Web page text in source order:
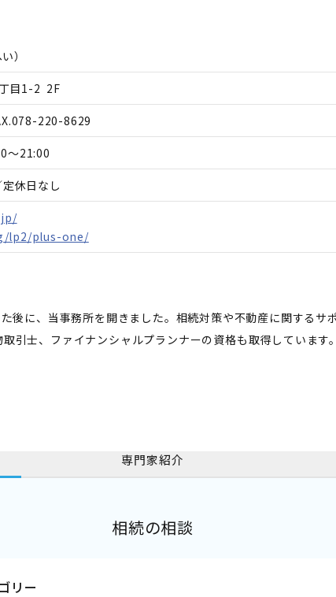
い）
目1-2 2F
078-220-8629
～21:00
休日なし
lp2/plus-one/
後に、当事務所を開きました。相続対策や不動産に関するサ
引士、ファイナンシャルプランナーの資格も取得しています。
専門家紹介
相続の相談
リー